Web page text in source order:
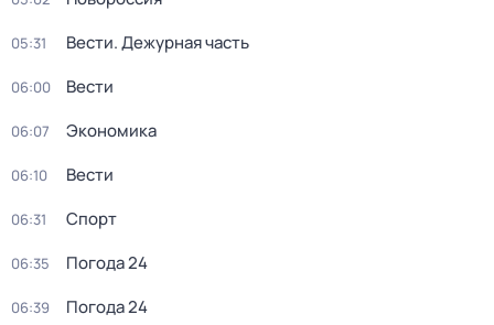
05:31 Вести. Дежурная часть
06:00 Вести
06:07 Экономика
06:10 Вести
06:31 Спорт
06:35 Погода 24
06:39 Погода 24